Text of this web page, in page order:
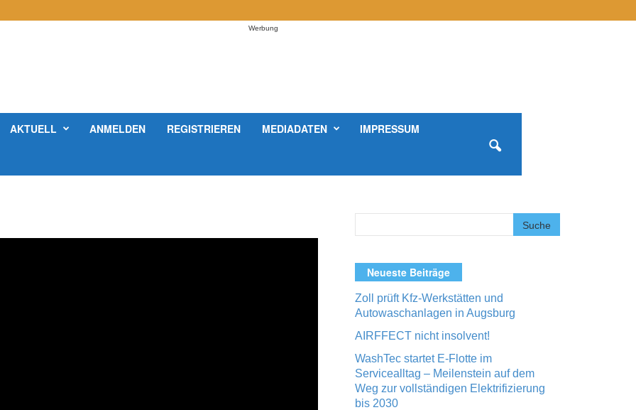
Werbung
AKTUELL ANMELDEN REGISTRIEREN MEDIADATEN IMPRESSUM
Neueste Beiträge
Zoll prüft Kfz-Werkstätten und
Autowaschanlagen in Augsburg
AIRFFECT nicht insolvent!
WashTec startet E-Flotte im
Servicealltag – Meilenstein auf dem
Weg zur vollständigen Elektrifizierung
bis 2030